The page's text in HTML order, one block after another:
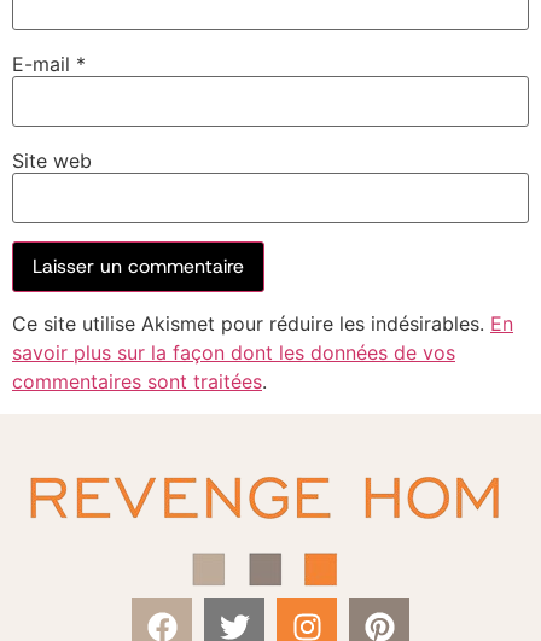
E-mail *
Site web
Ce site utilise Akismet pour réduire les indésirables. En
savoir plus sur la façon dont les données de vos
commentaires sont traitées.